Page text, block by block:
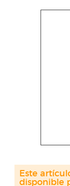
Este
disponible